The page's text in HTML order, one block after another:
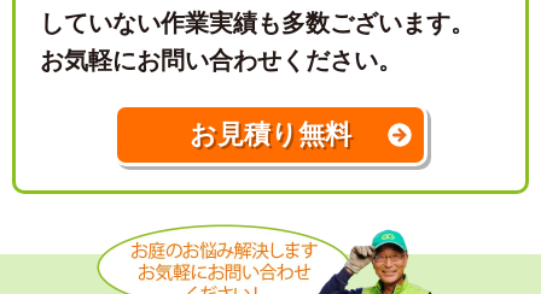
していない作業実績も多数ございます。
お気軽にお問い合わせください。
お見積り無料